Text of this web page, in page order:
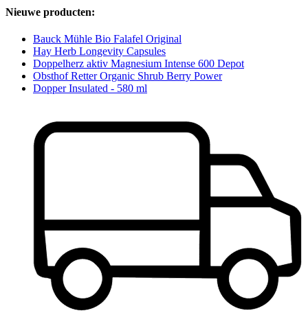
Nieuwe producten:
Bauck Mühle Bio Falafel Original
Hay Herb Longevity Capsules
Doppelherz aktiv Magnesium Intense 600 Depot
Obsthof Retter Organic Shrub Berry Power
Dopper Insulated - 580 ml